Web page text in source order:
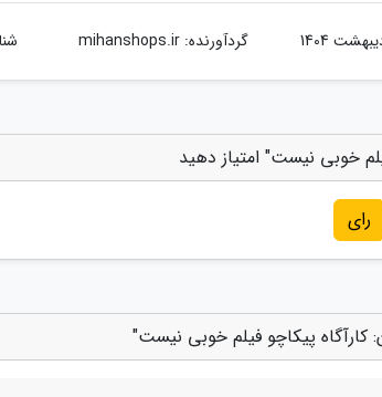
گردآورنده:mihanshops.ir
خوبی نیست" امتیاز دهید
رای
کارآگاه پیکاچو فیلم خوبی نیست"